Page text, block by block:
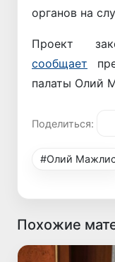
органов на
Проект
сообщает
палаты Олий
Поделиться:
#Олий
Похожие